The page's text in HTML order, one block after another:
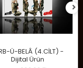
Ü-BELÂ (4.CİLT) -
Dijital Ürün